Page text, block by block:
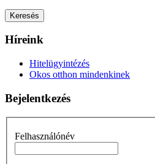
Híreink
Hitelügyintézés
Okos otthon mindenkinek
Bejelentkezés
Felhasználónév